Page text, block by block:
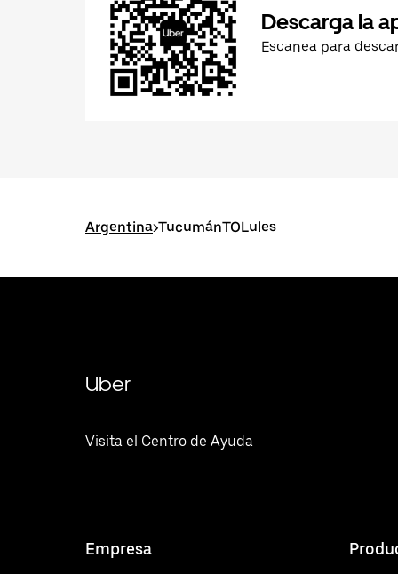
Descarga la
Escanea para
Argentina>TucumánTOLules
Uber
Visita el Centro de Ayuda
Empresa